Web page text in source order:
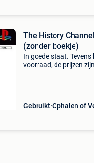
The History
(zonder boekje)
In goede staat.
voorraad, de prijzen
Gebruikt Ophalen of